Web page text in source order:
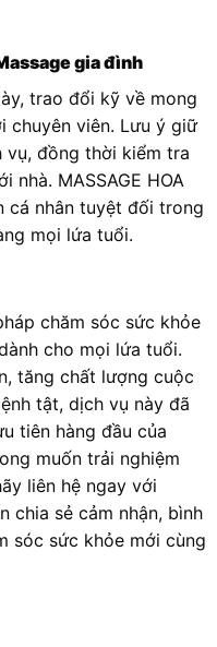
gia đình
trao đổi kỹ về mong
chuyên viên. Lưu ý giữ
vụ, đồng thời kiểm tra
MASSAGE HOA
cá nhân tuyệt đối trong
mọi lứa tuổi.
chăm sóc sức khỏe
cho mọi lứa tuổi.
tăng chất lượng cuộc
tật, dịch vụ này đã
tiên hàng đầu của
muốn trải nghiệm
liên hệ ngay với
chia sẻ cảm nhận, bình
sóc sức khỏe mới cùng